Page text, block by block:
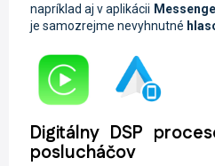
napríklad aj v aplikácii
je samozrejme nevyhnutné
Digitálny DSP
poslucháčov